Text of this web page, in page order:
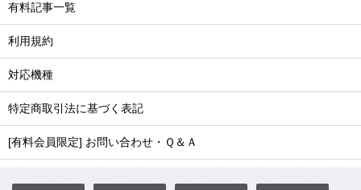
有料記事一覧
利用規約
対応機種
特定商取引法に基づく表記
[有料会員限定] お問い合わせ・Ｑ＆Ａ